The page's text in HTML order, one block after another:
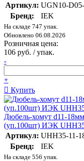
Артикул: UGN10-
Бренд:
IEK
На складе 747 упак.
Обновлено 06.08.2026
Розничная цена:
106 руб. / упак.
-
+
Купить
Дюбель-хомут d11-
(уп.100шт) ИЭК
Артикул: UHH35-11-
Бренд:
IEK
На складе 556 упак.